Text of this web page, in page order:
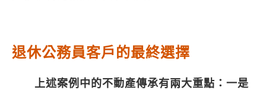
退休公務員客戶的最終選擇
上述案例中的不動產傳承有兩大重點：一是